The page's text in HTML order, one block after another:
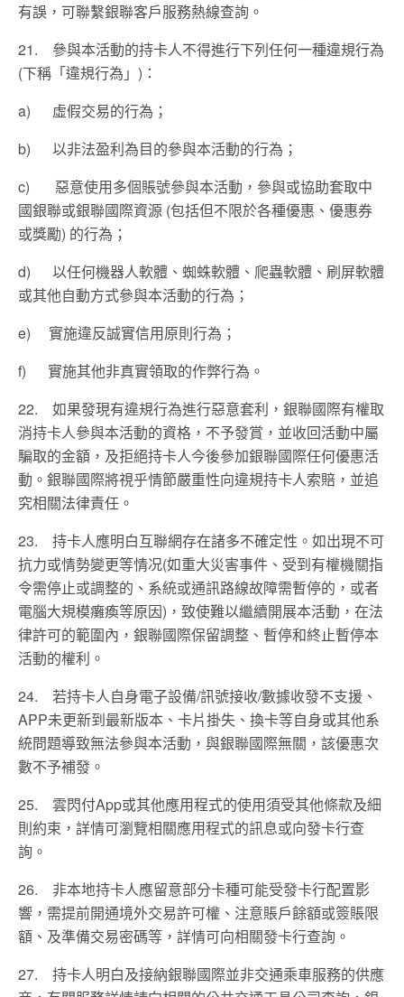
有誤，可聯繫銀聯客戶服務熱線查詢。
21. 參與本活動的持卡人不得進行下列任何一種違規行為
(下稱「違規行為」)：
a) 虛假交易的行為；
b) 以非法盈利為目的參與本活動的行為；
c) 惡意使用多個賬號參與本活動，參與或協助套取中
國銀聯或銀聯國際資源 (包括但不限於各種優惠、優惠券
或獎勵) 的行為；
d) 以任何機器人軟體、蜘蛛軟體、爬蟲軟體、刷屏軟體
或其他自動方式參與本活動的行為；
e) 實施違反誠實信用原則行為；
f) 實施其他非真實領取的作弊行為。
22. 如果發現有違規行為進行惡意套利，銀聯國際有權取
消持卡人參與本活動的資格，不予發賞，並收回活動中屬
騙取的金額，及拒絕持卡人今後參加銀聯國際任何優惠活
動。銀聯國際將視乎情節嚴重性向違規持卡人索賠，並追
究相關法律責任。
23. 持卡人應明白互聯網存在諸多不確定性。如出現不可
抗力或情勢變更等情况(如重大災害事件、受到有權機關指
令需停止或調整的、系統或通訊路線故障需暫停的，或者
電腦大規模癱瘓等原因)，致使難以繼續開展本活動，在法
律許可的範圍內，銀聯國際保留調整、暫停和終止暫停本
活動的權利。
24. 若持卡人自身電子設備/訊號接收/數據收發不支援、
APP未更新到最新版本、卡片掛失、換卡等自身或其他系
統問題導致無法參與本活動，與銀聯國際無關，該優惠次
數不予補發。
25. 雲閃付App或其他應用程式的使用須受其他條款及細
則約束，詳情可瀏覽相關應用程式的訊息或向發卡行查
詢。
26. 非本地持卡人應留意部分卡種可能受發卡行配置影
響，需提前開通境外交易許可權、注意賬戶餘額或簽賬限
額、及準備交易密碼等，詳情可向相關發卡行查詢。
27. 持卡人明白及接納銀聯國際並非交通乘車服務的供應